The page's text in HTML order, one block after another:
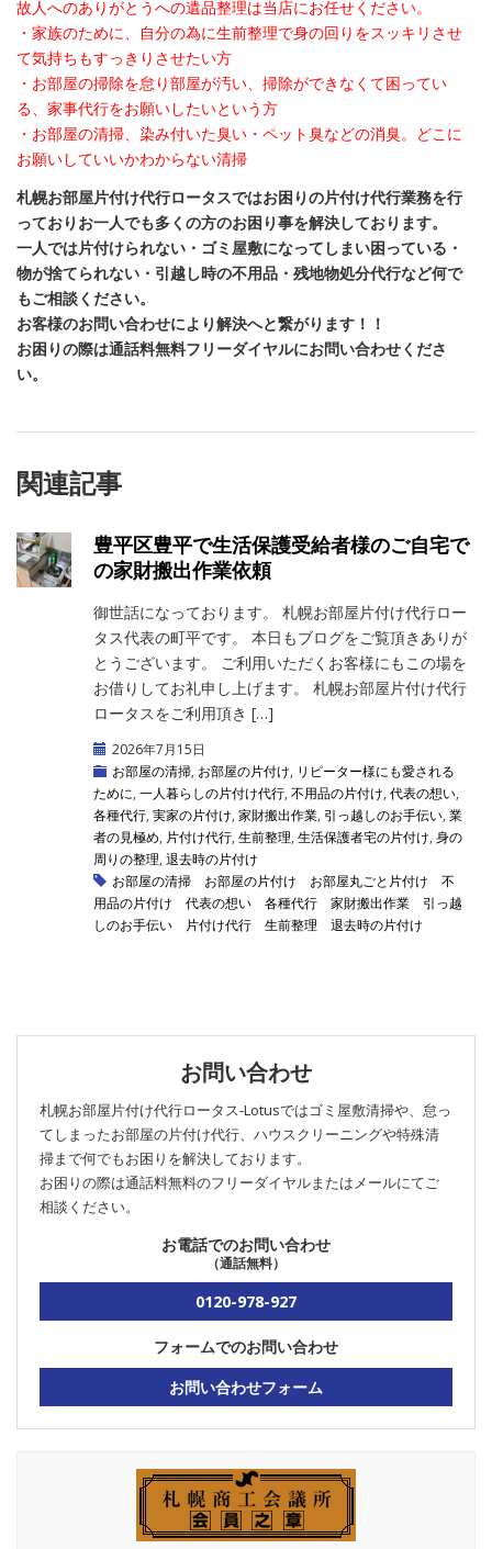
故人へのありがとうへの遺品整理は当店にお任せください。
・家族のために、自分の為に生前整理で身の回りをスッキリさせ
て気持ちもすっきりさせたい方
・お部屋の掃除を怠り部屋が汚い、掃除ができなくて困ってい
る、家事代行をお願いしたいという方
・お部屋の清掃、染み付いた臭い・ペット臭などの消臭。どこに
お願いしていいかわからない清掃
札幌お部屋片付け代行ロータスではお困りの片付け代行業務を行
っておりお一人でも多くの方のお困り事を解決しております。
一人では片付けられない・ゴミ屋敷になってしまい困っている・
物が捨てられない・引越し時の不用品・残地物処分代行など何で
もご相談ください。
お客様のお問い合わせにより解決へと繋がります！！
お困りの際は通話料無料フリーダイヤルにお問い合わせくださ
い。
関連記事
豊平区豊平で生活保護受給者様のご自宅で
の家財搬出作業依頼
御世話になっております。 札幌お部屋片付け代行ロー
タス代表の町平です。 本日もブログをご覧頂きありが
とうございます。 ご利用いただくお客様にもこの場を
お借りしてお礼申し上げます。 札幌お部屋片付け代行
ロータスをご利用頂き […]
2026年7月15日
お部屋の清掃, お部屋の片付け, リピーター様にも愛される
ために, 一人暮らしの片付け代行, 不用品の片付け, 代表の想い,
各種代行, 実家の片付け, 家財搬出作業, 引っ越しのお手伝い, 業
者の見極め, 片付け代行, 生前整理, 生活保護者宅の片付け, 身の
周りの整理, 退去時の片付け
お部屋の清掃
お部屋の片付け お部屋丸ごと片付け
不
用品の片付け
代表の想い 各種代行 家財搬出作業
引っ越
しのお手伝い
片付け代行 生前整理 退去時の片付け
お問い合わせ
札幌お部屋片付け代行ロータス‐Lotusではゴミ屋敷清掃や、怠っ
てしまったお部屋の片付け代行、ハウスクリーニングや特殊清
掃まで何でもお困りを解決しております。
お困りの際は通話料無料のフリーダイヤルまたはメールにてご
相談ください。
お電話でのお問い合わせ
（通話無料）
0120-978-927
フォームでのお問い合わせ
お問い合わせフォーム